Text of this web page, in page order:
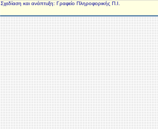
Σχεδίαση και ανάπτυξη: Γραφείο Πληροφορικής Π.Ι.